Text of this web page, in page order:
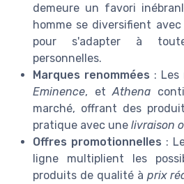
demeure un favori
homme se diversifient
pour s'adapter à
personnelles.
Marques renommées : Les
Eminence, et Athena
marché, offrant des
pratique avec une livraison
Offres promotionnelles :
ligne multiplient les
produits de qualité à prix